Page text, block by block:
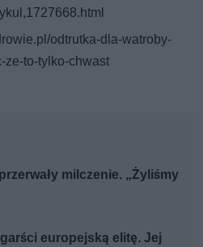
odtrutka-dla-watroby-
ze-to-tylko-chwast
milczenie. „Żyliśmy
europejską elitę. Jej